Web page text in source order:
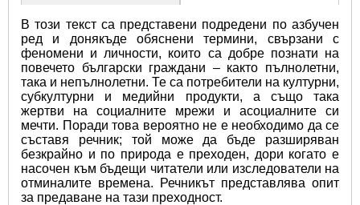
В този текст са представени подредени по азбучен
ред и донякъде обяснени термини, свързани с
феномени и личности, които са добре познати на
повечето български граждани – както пълнолетни,
така и непълнолетни. Те са потребители на културни,
субкултурни и медийни продукти, а също така
жертви на социалните мрежи и асоциалните си
мечти. Поради това вероятно не е необходимо да се
съставя речник; той може да бъде разширяван
безкрайно и по природа е преходен, дори когато е
насочен към бъдещи читатели или изследователи на
отминалите времена. Речникът представлява опит
за предаване на тази преходност.